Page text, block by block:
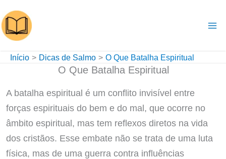
para
o
conteúdo
Início Dicas de Salmo O Que Batalha Espiritual
O Que Batalha Espiritual
A batalha espiritual é um conflito invisível entre
forças espirituais do bem e do mal, que ocorre no
âmbito espiritual, mas tem reflexos diretos na vida
dos cristãos. Esse embate não se trata de uma luta
física, mas de uma guerra contra influências